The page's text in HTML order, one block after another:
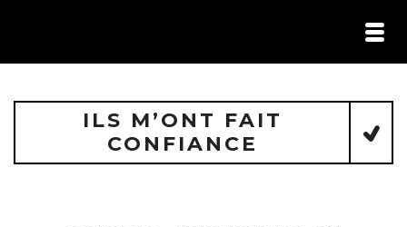
ILS M’ONT FAIT CONFIANCE /
CONTACT
ILS M’ONT FAIT
CONFIANCE